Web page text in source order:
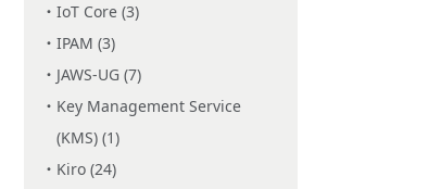
IoT Core (3)
IPAM (3)
JAWS-UG (7)
Key Management Service
(KMS) (1)
Kiro (24)